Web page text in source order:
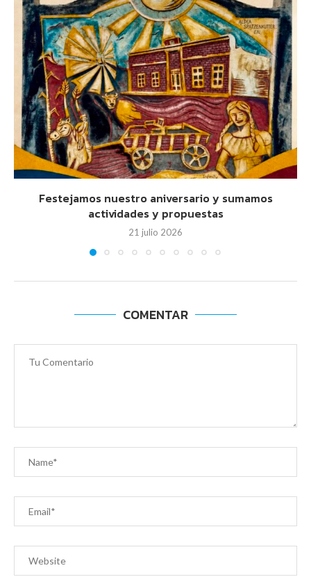
Festejamos nuestro aniversario y sumamos
actividades y propuestas
21 julio 2026
COMENTAR